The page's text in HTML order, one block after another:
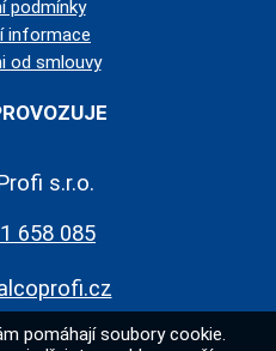
podmínky
informace
od smlouvy
s.r.o.
658 085
pomáhají soubory cookie.